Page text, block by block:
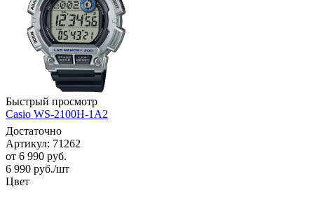
Быстрый просмотр
Casio WS-2100H-1A2
Достаточно
Артикул: 71262
от 6 990 руб.
6 990 руб./шт
Цвет